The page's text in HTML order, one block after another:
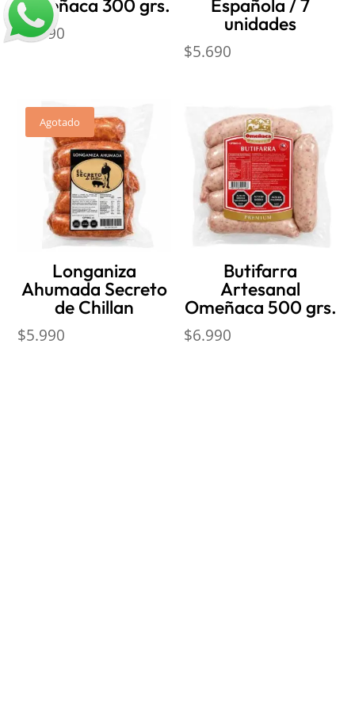
Omeñaca 300 grs.
$3.790
Española / 7
unidades
$5.690
Agotado
Longaniza
Ahumada Secreto
de Chillan
$5.990
Butifarra
Artesanal
Omeñaca 500 grs.
$6.990